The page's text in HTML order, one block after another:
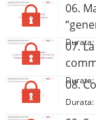
06.
07.
08.
Durata: